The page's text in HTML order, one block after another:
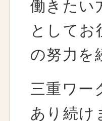
働きたい
としてお
の努力を
三重ワー
あり続け